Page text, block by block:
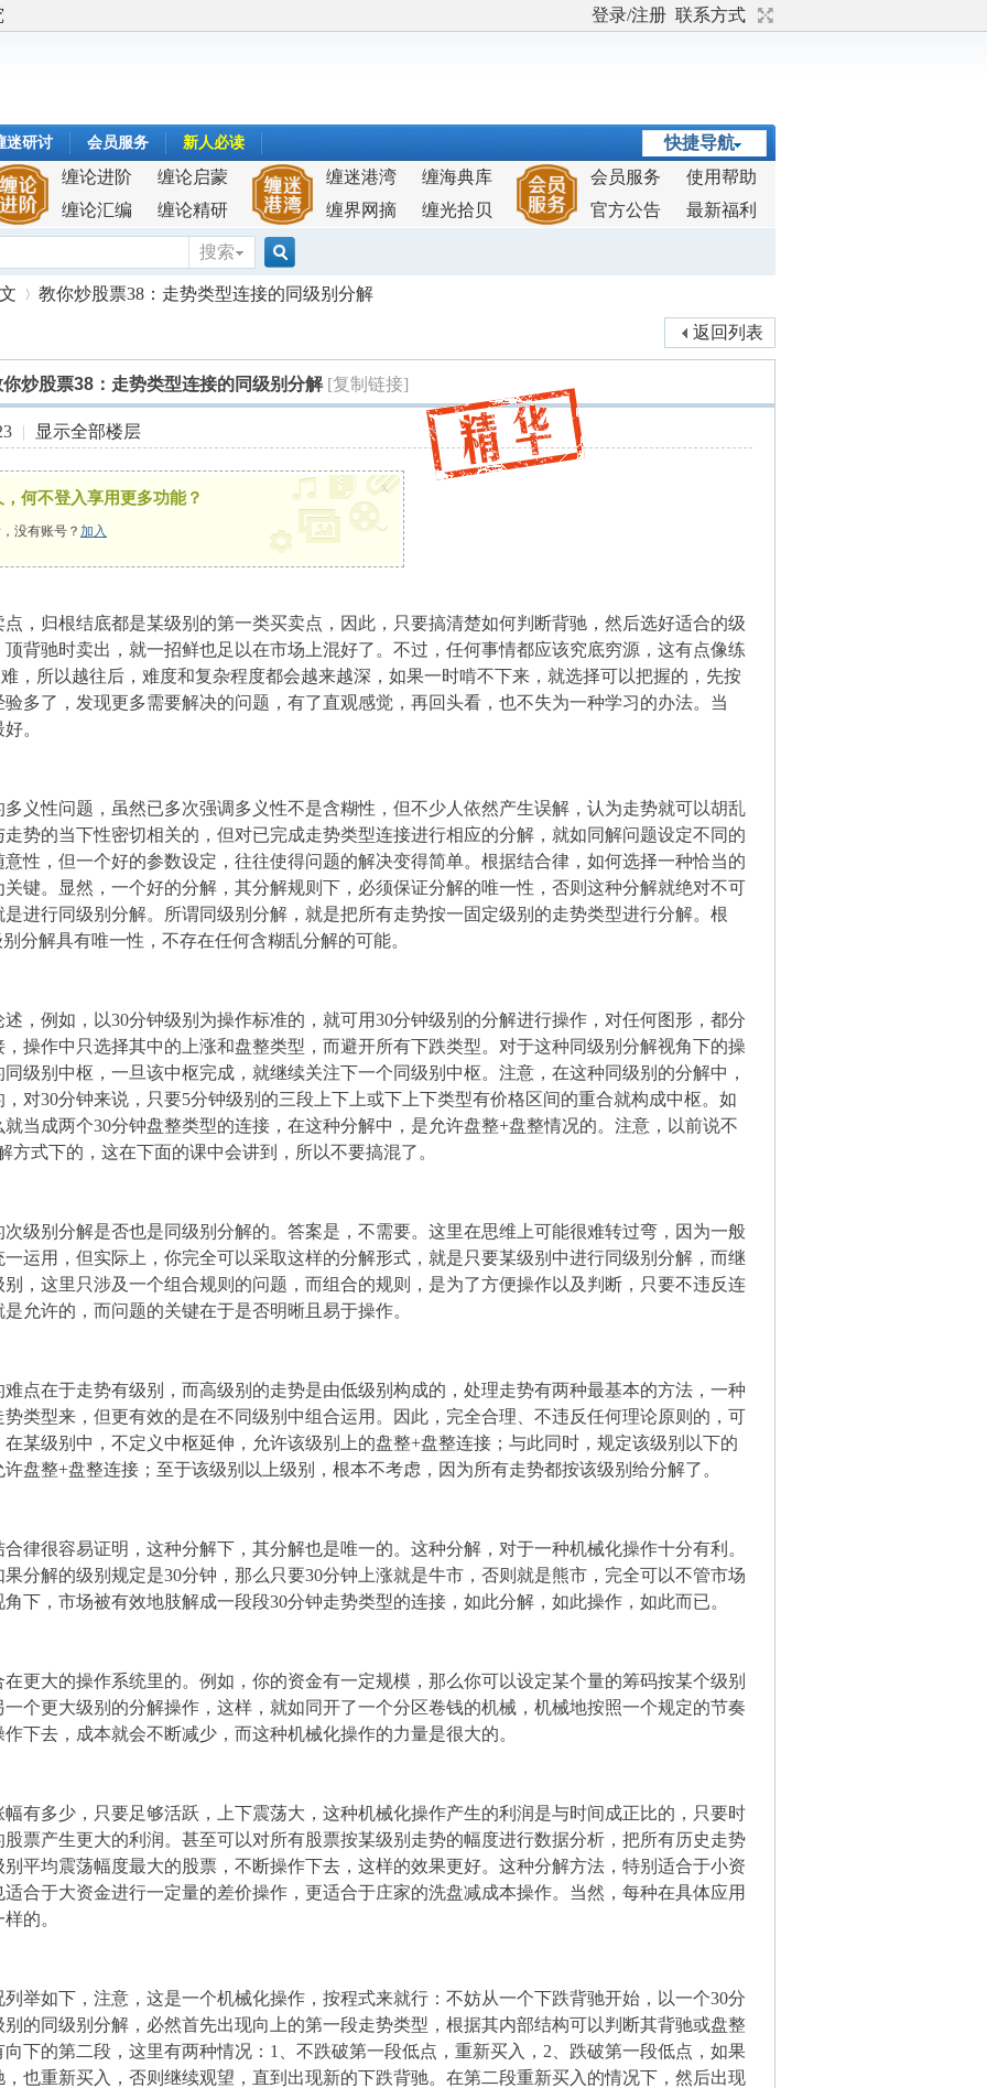
登录/注册 联系方式
快捷导航
迷研讨 会员服务 新人必读
缠论进阶
缠论启蒙
缠论汇编
缠论精研
缠迷港湾
缠海典库
缠界网摘
缠光拾贝
会员服务
使用帮助
官方公告
最新福利
搜索
搜
索
›
教你炒股票38：走势类型连接的同级别分解
返回列表
你炒股票38：走势类型连接的同级别分解 [复制链接]
| 显示全部楼层
何不登入享用更多功能？
没有账号？ 加入
x
，归根结底都是某级别的第一类买卖点，因此，只要搞清楚如何判断背驰，然后选好适合的级
背驰时卖出，就一招鲜也足以在市场上混好了。不过，任何事情都应该究底穷源，这有点像练
，所以越往后，难度和复杂程度都会越来越深，如果一时啃不下来，就选择可以把握的，先按
多了，发现更多需要解决的问题，有了直观感觉，再回头看，也不失为一种学习的办法。当
。
义性问题，虽然已多次强调多义性不是含糊性，但不少人依然产生误解，认为走势就可以胡乱
势的当下性密切相关的，但对已完成走势类型连接进行相应的分解，就如同解问题设定不同的
性，但一个好的参数设定，往往使得问题的解决变得简单。根据结合律，如何选择一种恰当的
键。显然，一个好的分解，其分解规则下，必须保证分解的唯一性，否则这种分解就绝对不可
进行同级别分解。所谓同级别分解，就是把所有走势按一固定级别的走势类型进行分解。根
分解具有唯一性，不存在任何含糊乱分解的可能。
，例如，以30分钟级别为操作标准的，就可用30分钟级别的分解进行操作，对任何图形，都分
操作中只选择其中的上涨和盘整类型，而避开所有下跌类型。对于这种同级别分解视角下的操
级别中枢，一旦该中枢完成，就继续关注下一个同级别中枢。注意，在这种同级别的分解中，
对30分钟来说，只要5分钟级别的三段上下上或下上下类型有价格区间的重合就构成中枢。如
当成两个30分钟盘整类型的连接，在这种分解中，是允许盘整+盘整情况的。注意，以前说不
方式下的，这在下面的课中会讲到，所以不要搞混了。
级别分解是否也是同级别分解的。答案是，不需要。这里在思维上可能很难转过弯，因为一般
运用，但实际上，你完全可以采取这样的分解形式，就是只要某级别中进行同级别分解，而继
，这里只涉及一个组合规则的问题，而组合的规则，是为了方便操作以及判断，只要不违反连
允许的，而问题的关键在于是否明晰且易于操作。
点在于走势有级别，而高级别的走势是由低级别构成的，处理走势有两种最基本的方法，一种
类型来，但更有效的是在不同级别中组合运用。因此，完全合理、不违反任何理论原则的，可
某级别中，不定义中枢延伸，允许该级别上的盘整+盘整连接；与此同时，规定该级别以下的
盘整+盘整连接；至于该级别以上级别，根本不考虑，因为所有走势都按该级别给分解了。
律很容易证明，这种分解下，其分解也是唯一的。这种分解，对于一种机械化操作十分有利。
分解的级别规定是30分钟，那么只要30分钟上涨就是牛市，否则就是熊市，完全可以不管市场
下，市场被有效地肢解成一段段30分钟走势类型的连接，如此分解，如此操作，如此而已。
更大的操作系统里的。例如，你的资金有一定规模，那么你可以设定某个量的筹码按某个级别
个更大级别的分解操作，这样，就如同开了一个分区卷钱的机械，机械地按照一个规定的节奏
下去，成本就会不断减少，而这种机械化操作的力量是很大的。
有多少，只要足够活跃，上下震荡大，这种机械化操作产生的利润是与时间成正比的，只要时
票产生更大的利润。甚至可以对所有股票按某级别走势的幅度进行数据分析，把所有历史走势
平均震荡幅度最大的股票，不断操作下去，这样的效果更好。这种分解方法，特别适合于小资
合于大资金进行一定量的差价操作，更适合于庄家的洗盘减成本操作。当然，每种在具体应用
的。
举如下，注意，这是一个机械化操作，按程式来就行：不妨从一个下跌背驰开始，以一个30分
的同级别分解，必然首先出现向上的第一段走势类型，根据其内部结构可以判断其背驰或盘整
下的第二段，这里有两种情况：1、不跌破第一段低点，重新买入，2、跌破第一段低点，如果
也重新买入，否则继续观望，直到出现新的下跌背驰。在第二段重新买入的情况下，然后出现